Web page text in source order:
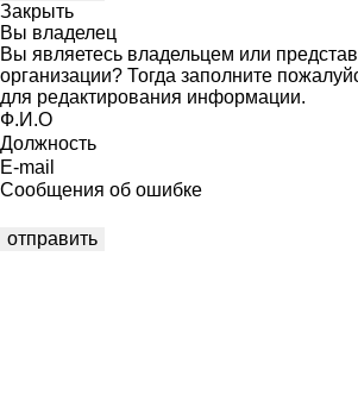
Закрыть
Вы владелец
Вы являетесь владельцем или
организации? Тогда заполните
для редактирования информации.
Ф.И.О
Должность
E-mail
Сообщения об ошибке